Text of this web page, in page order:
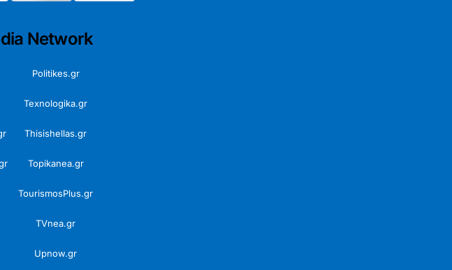
Network
Politikes.gr
Texnologika.gr
Thisishellas.gr
Topikanea.gr
TourismosPlus.gr
TVnea.gr
Upnow.gr